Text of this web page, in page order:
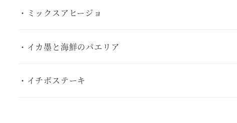
・ミックスアヒージョ
・イカ墨と海鮮のパエリア
・イチボステーキ